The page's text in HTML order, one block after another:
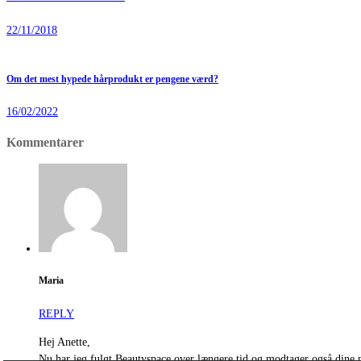
22/11/2018
Om det mest hypede hårprodukt er pengene værd?
16/02/2022
Kommentarer
Maria
REPLY
Hej Anette,